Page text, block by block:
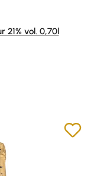
21% vol. 0,70l